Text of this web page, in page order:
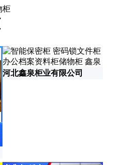
柜
河北鑫泉柜业有限公司